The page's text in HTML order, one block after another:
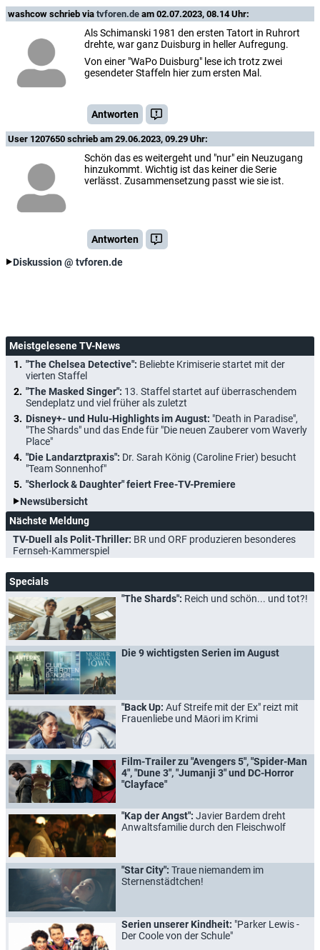
washcow schrieb via tvforen.de am 02.07.2023, 08.14 Uhr:
Als Schimanski 1981 den ersten Tatort in Ruhrort
drehte, war ganz Duisburg in heller Aufregung.
Von einer "WaPo Duisburg" lese ich trotz zwei
gesendeter Staffeln hier zum ersten Mal.
Antworten
User 1207650 schrieb am 29.06.2023, 09.29 Uhr:
Schön das es weitergeht und "nur" ein Neuzugang
hinzukommt. Wichtig ist das keiner die Serie
verlässt. Zusammensetzung passt wie sie ist.
Antworten
Diskussion @ tvforen.de
Meistgelesene TV-News
"The Chelsea Detective": Beliebte Krimiserie startet mit der
vierten Staffel
"The Masked Singer": 13. Staffel startet auf überraschendem
Sendeplatz und viel früher als zuletzt
Disney+- und Hulu-Highlights im August: "Death in Paradise",
"The Shards" und das Ende für "Die neuen Zauberer vom Waverly
Place"
"Die Landarztpraxis": Dr. Sarah König (Caroline Frier) besucht
"Team Sonnenhof"
"Sherlock & Daughter" feiert Free-TV-Premiere
Newsübersicht
Nächste Meldung
TV-Duell als Polit-Thriller: BR und ORF produzieren besonderes
Fernseh-Kammerspiel
Specials
"The Shards": Reich und schön... und tot?!
Die 9 wichtigsten Serien im August
"Back Up: Auf Streife mit der Ex" reizt mit
Frauenliebe und Māori im Krimi
Film-Trailer zu "Avengers 5", "Spider-Man
4", "Dune 3", "Jumanji 3" und DC-Horror
"Clayface"
"Kap der Angst": Javier Bardem dreht
Anwaltsfamilie durch den Fleischwolf
"Star City": Traue niemandem im
Sternenstädtchen!
Serien unserer Kindheit: "Parker Lewis -
Der Coole von der Schule"